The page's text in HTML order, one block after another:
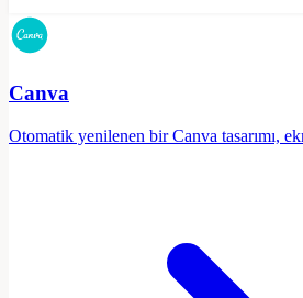
Canva
Otomatik yenilenen bir Canva tasarımı,